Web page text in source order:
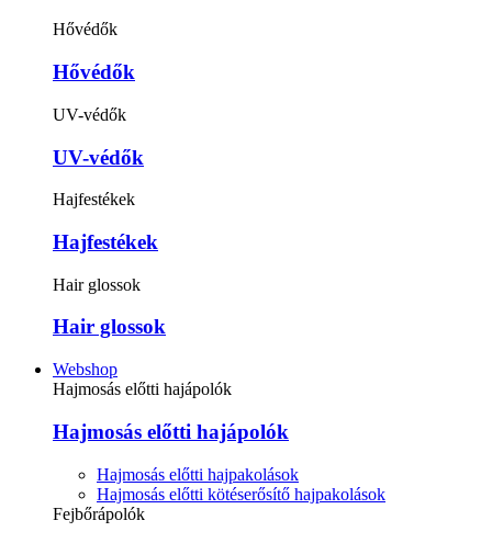
Hővédők
Hővédők
UV-védők
UV-védők
Hajfestékek
Hajfestékek
Hair glossok
Hair glossok
Webshop
Hajmosás előtti hajápolók
Hajmosás előtti hajápolók
Hajmosás előtti hajpakolások
Hajmosás előtti kötéserősítő hajpakolások
Fejbőrápolók